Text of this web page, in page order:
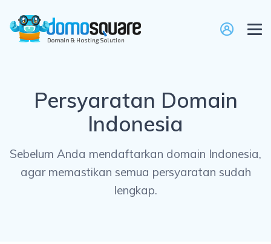
Persyaratan Domain
Indonesia
Sebelum Anda mendaftarkan domain Indonesia,
agar memastikan semua persyaratan sudah
lengkap.